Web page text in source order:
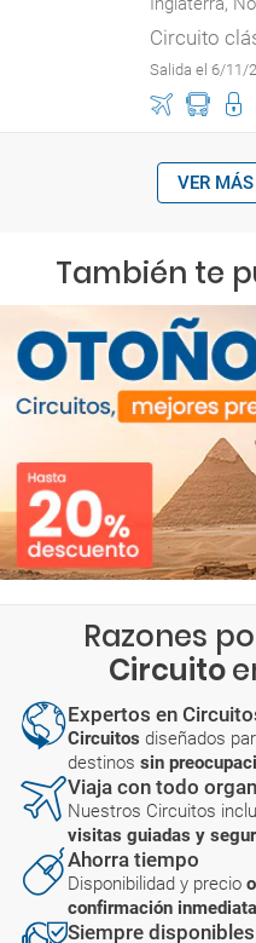
Circuito
Salida el 6/11/
VER
También te
Razones
Circuito
Expertos en
Circuitos diseñados
destinos sin
Viaja con todo
Nuestros Circuitos
visitas guiadas y
Ahorra tiempo
Disponibilidad y precio
confirmación inmediata
Siempre